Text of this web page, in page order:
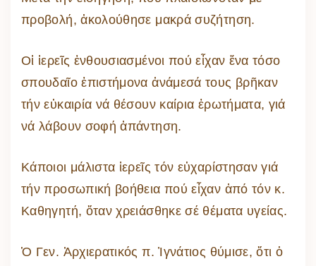
προβολή, ἀκολούθησε μακρά συζήτηση.
Οἱ ἱερεῖς ἐνθουσιασμένοι πού εἶχαν ἕνα τόσο
σπουδαῖο ἐπιστήμονα ἀνάμεσά τους βρῆκαν
τήν εὐκαιρία νά θέσουν καίρια ἐρωτήματα, γιά
νά λάβουν σοφή ἀπάντηση.
Κάποιοι μάλιστα ἱερεῖς τόν εὐχαρίστησαν γιά
τήν προσωπική βοήθεια πού εἶχαν ἀπό τόν κ.
Καθηγητή, ὅταν χρειάσθηκε σέ θέματα υγείας.
Ὁ Γεν. Ἀρχιερατικός π. Ἰγνάτιος θύμισε, ὅτι ὁ